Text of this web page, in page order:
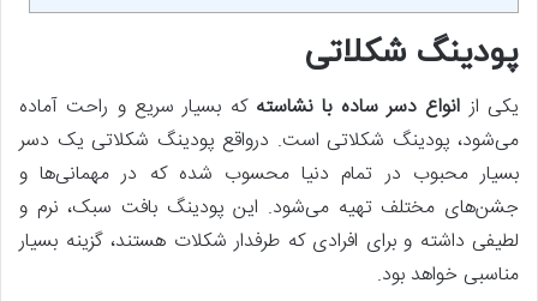
پودینگ شکلاتی
یکی از انواع دسر ساده با نشاسته که بسیار سریع و راحت آماده
می‌شود، پودینگ شکلاتی است. درواقع پودینگ شکلاتی یک دسر
بسیار محبوب در تمام دنیا محسوب شده که در مهمانی‌ها و
جشن‌های مختلف تهیه می‌شود. این پودینگ بافت سبک، نرم و
لطیفی داشته و برای افرادی که طرفدار شکلات هستند، گزینه بسیار
مناسبی خواهد بود.